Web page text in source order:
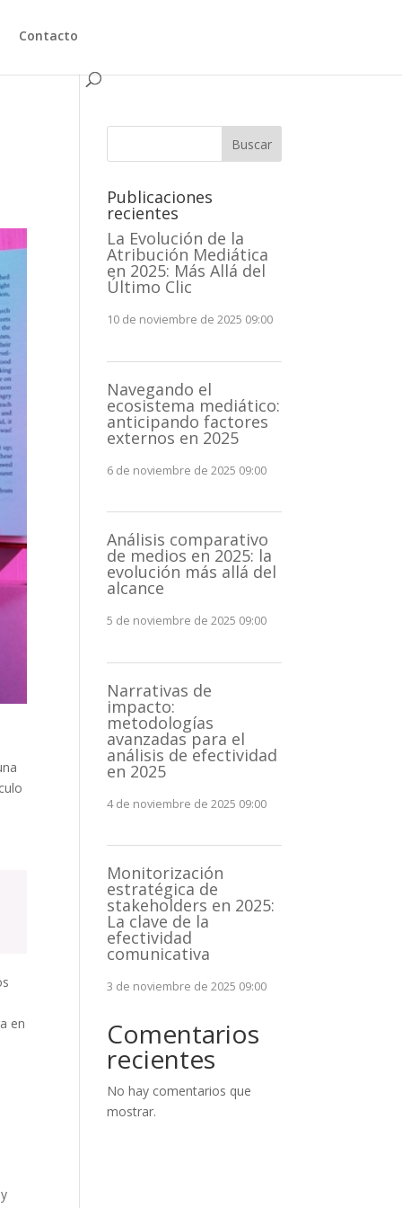
Contacto
en
Buscar
Publicaciones
recientes
La Evolución de la
Atribución Mediática
en 2025: Más Allá del
Último Clic
10 de noviembre de 2025 09:00
Navegando el
ecosistema mediático:
anticipando factores
externos en 2025
6 de noviembre de 2025 09:00
Análisis comparativo
de medios en 2025: la
evolución más allá del
alcance
5 de noviembre de 2025 09:00
Narrativas de
impacto:
metodologías
avanzadas para el
análisis de efectividad
en 2025
4 de noviembre de 2025 09:00
Monitorización
estratégica de
stakeholders en 2025:
La clave de la
efectividad
comunicativa
3 de noviembre de 2025 09:00
Comentarios
recientes
No hay comentarios que
mostrar.